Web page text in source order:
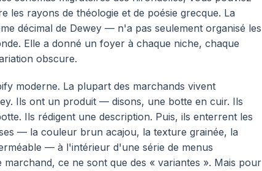
les rayons de théologie et de poésie grecque. La
décimal de Dewey — n'a pas seulement organisé les
Elle a donné un foyer à chaque niche, chaque
obscure.
moderne. La plupart des marchands vivent
Ils ont un produit — disons, une botte en cuir. Ils
Ils rédigent une description. Puis, ils enterrent les
— la couleur brun acajou, la texture grainée, la
— à l'intérieur d'une série de menus
ce ne sont que des « variantes ». Mais pour